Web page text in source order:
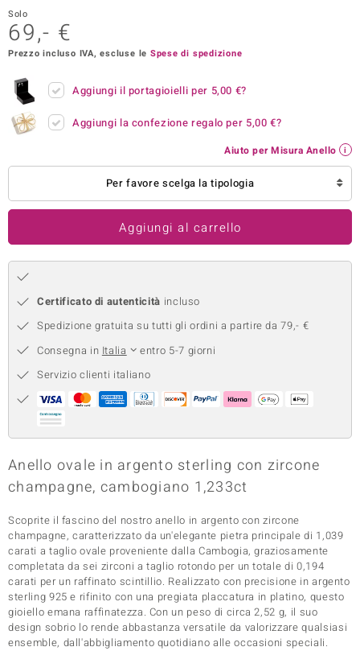
Collection
Solo
69,- €
Prezzo incluso IVA, escluse le Spese di spedizione
Aggiungi il portagioielli per 5,00 €?
Aggiungi la confezione regalo per 5,00 €?
Aiuto per Misura Anello
Per favore scelga la tipologia
Aggiungi al carrello
Certificato di autenticità incluso
Spedizione gratuita su tutti gli ordini a partire da 79,- €
Consegna in Italia
entro 5-7 giorni
Servizio clienti italiano
Anello ovale in argento sterling con zircone
champagne, cambogiano 1,233ct
Scoprite il fascino del nostro anello in argento con zircone
champagne, caratterizzato da un'elegante pietra principale di 1,039
carati a taglio ovale proveniente dalla Cambogia, graziosamente
completata da sei zirconi a taglio rotondo per un totale di 0,194
carati per un raffinato scintillio. Realizzato con precisione in argento
sterling 925 e rifinito con una pregiata placcatura in platino, questo
gioiello emana raffinatezza. Con un peso di circa 2,52 g, il suo
design sobrio lo rende abbastanza versatile da valorizzare qualsiasi
ensemble, dall'abbigliamento quotidiano alle occasioni speciali.